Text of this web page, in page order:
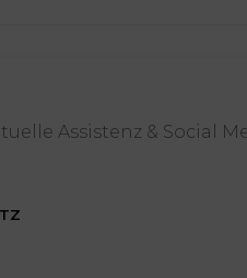
Assistenz & Social